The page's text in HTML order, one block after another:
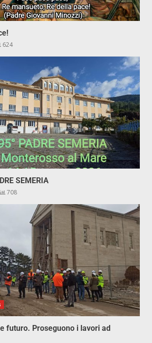
624
SEMERIA
708
futuro. Proseguono i lavori ad